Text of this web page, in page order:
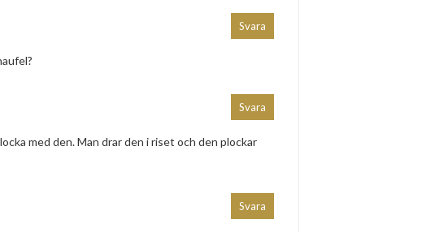
Svara
med den. Man drar den i riset och den plockar
Svara
Svara